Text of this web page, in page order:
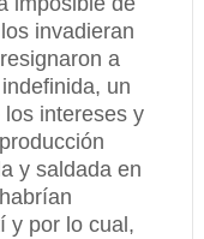
invadieran
a
un
intereses y
y saldada en
y por lo cual,